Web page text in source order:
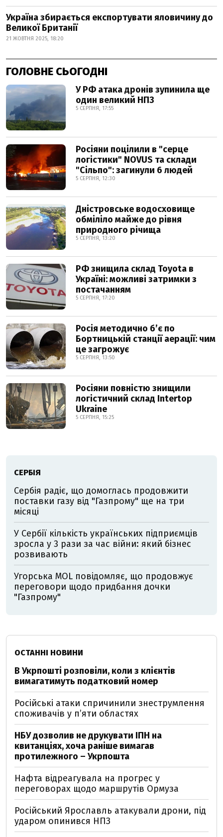
Україна збирається експортувати яловичину до
Великої Британії
21 ЖОВТНЯ 2025, 18:20
ГОЛОВНЕ СЬОГОДНІ
У РФ атака дронів зупинила ще
один великий НПЗ
5 СЕРПНЯ, 17:55
Росіяни поцілили в "серце
логістики" NOVUS та склади
"Сільпо": загинули 6 людей
5 СЕРПНЯ, 12:30
Дністровське водосховище
обміліло майже до рівня
природного річища
5 СЕРПНЯ, 13:20
РФ знищила склад Toyota в
Україні: можливі затримки з
постачанням
5 СЕРПНЯ, 17:20
Росія методично б’є по
Бортницькій станції аерації: чим
це загрожує
5 СЕРПНЯ, 13:50
Росіяни повністю знищили
логістичний склад Intertop
Ukraine
5 СЕРПНЯ, 15:25
СЕРБІЯ
Сербія радіє, що домоглась продовжити
поставки газу від "Газпрому" ще на три
місяці
У Сербії кількість українських підприємців
зросла у 3 рази за час війни: який бізнес
розвивають
Угорська MOL повідомляє, що продовжує
переговори щодо придбання дочки
"Газпрому"
ОСТАННІ НОВИНИ
В Укрпошті розповіли, коли з клієнтів
вимагатимуть податковий номер
Російські атаки спричинили знеструмлення
споживачів у п’яти областях
НБУ дозволив не друкувати ІПН на
квитанціях, хоча раніше вимагав
протилежного – Укрпошта
Нафта відреагувала на прогрес у
переговорах щодо маршрутів Ормуза
Російський Ярославль атакували дрони, під
ударом опинився НПЗ